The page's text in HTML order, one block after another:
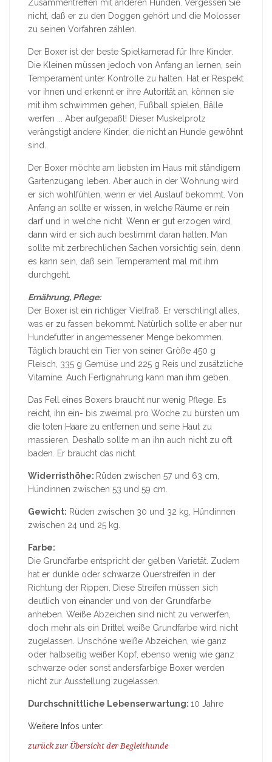
Zusammentreffen mit anderen Hunden. Vergessen Sie
nicht, daß er zu den Doggen gehört und die Molosser
zu seinen Vorfahren zählen.
Der Boxer ist der beste Spielkamerad für Ihre Kinder.
Die Kleinen müssen jedoch von Anfang an lernen, sein
Temperament unter Kontrolle zu halten. Hat er Respekt
vor ihnen und erkennt er ihre Autorität an, können sie
mit ihm schwimmen gehen, Fußball spielen, Bälle
werfen ... Aber aufgepaßt! Dieser Muskelprotz
verängstigt andere Kinder, die nicht an Hunde gewöhnt
sind.
Der Boxer möchte am liebsten im Haus mit ständigem
Gartenzugang leben. Aber auch in der Wohnung wird
er sich wohlfühlen, wenn er viel Auslauf bekommt. Von
Anfang an sollte er wissen, in welche Räume er rein
darf und in welche nicht. Wenn er gut erzogen wird,
dann wird er sich auch bestimmt daran halten. Man
sollte mit zerbrechlichen Sachen vorsichtig sein, denn
es kann sein, daß sein Temperament mal mit ihm
durchgeht.
Ernährung, Pflege:
Der Boxer ist ein richtiger Vielfraß. Er verschlingt alles,
was er zu fassen bekommt. Natürlich sollte er aber nur
Hundefutter in angemessener Menge bekommen.
Täglich braucht ein Tier von seiner Größe 450 g
Fleisch, 335 g Gemüse und 225 g Reis und zusätzliche
Vitamine. Auch Fertignahrung kann man ihm geben.
Das Fell eines Boxers braucht nur wenig Pflege. Es
reicht, ihn ein- bis zweimal pro Woche zu bürsten um
die toten Haare zu entfernen und seine Haut zu
massieren. Deshalb sollte m an ihn auch nicht zu oft
baden. Er braucht das nicht.
Widerristhöhe: Rüden zwischen 57 und 63 cm,
Hündinnen zwischen 53 und 59 cm.
Gewicht: Rüden zwischen 30 und 32 kg, Hündinnen
zwischen 24 und 25 kg.
Farbe:
Die Grundfarbe entspricht der gelben Varietät. Zudem
hat er dunkle oder schwarze Querstreifen in der
Richtung der Rippen. Diese Streifen müssen sich
deutlich von einander und von der Grundfarbe
anheben. Weiße Abzeichen sind nicht zu verwerfen,
doch mehr als ein Drittel weiße Grundfarbe wird nicht
zugelassen. Unschöne weiße Abzeichen, wie ganz
oder halbseitig weißer Kopf, ebenso wenig wie ganz
schwarze oder sonst andersfarbige Boxer werden
nicht zur Ausstellung zugelassen.
Durchschnittliche Lebenserwartung: 10 Jahre
Weitere Infos unter:
zurück zur Übersicht der Begleithunde